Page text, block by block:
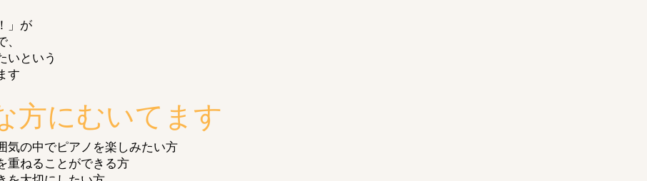
」が
いという
す
方にむいてます
気の中でピアノを楽しみたい方
重ねることができる方